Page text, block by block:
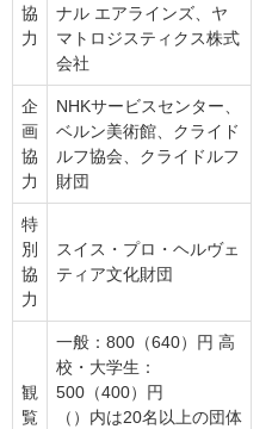
協
力
ナル エアラインズ、ヤ
マトロジスティクス株式
会社
企
画
協
力
NHKサービスセンター、
ベルン美術館、クライド
ルフ協会、クライドルフ
財団
特
別
協
力
スイス・プロ・ヘルヴェ
ティア文化財団
観
覧
一般：800（640）円 高
校・大学生：
500（400）円
（）内は20名以上の団体